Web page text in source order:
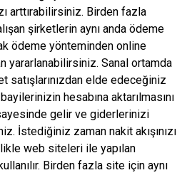
arttırabilirsiniz. Birden fazla
şirketlerin aynı anda ödeme
ödeme yönteminden online
yararlanabilirsiniz. Sanal ortamda
satışlarınızdan elde edeceğiniz
hesabına aktarılmasını
gelir ve giderlerinizi
İstediğiniz zaman nakit akışınızı
web siteleri ile yapılan
Birden fazla site için aynı